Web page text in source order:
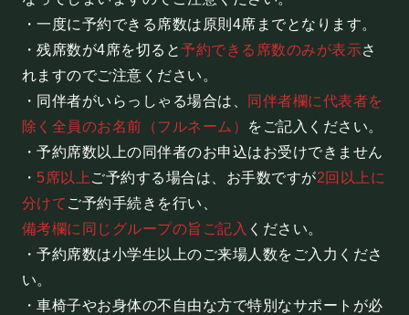
PRIVATE
貸切パーティー・ホールレンタル
BOOKING
ライブ出演について
採用情報
よくある質問
・一度に予約できる席数は原則4席までとなります。
・残席数が4席を切ると予約できる席数のみが表示さ
れますのでご注意ください。
・同伴者がいらっしゃる場合は、
同伴者欄に代表者を
除く全員のお名前（フルネーム）
をご記入ください。
・予約席数以上の同伴者のお申込はお受けできません
・ 5席以上 ご予約する場合は、お手数ですが2回以上に
分けて ご予約手続きを行い、
備考欄に同じグループの旨ご記入 ください。
・予約席数は小学生以上のご来場人数をご入力くださ
い。
・車椅子やお身体の不自由な方で特別なサポートが必